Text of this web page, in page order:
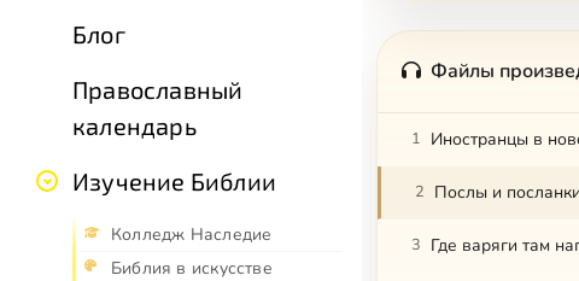
Блог
Православный
календарь
Изучение Библии
Колледж Наследие
Библия в искусстве
Файлы
1 Иностранцы в
2 Послы и
3 Где варяги там